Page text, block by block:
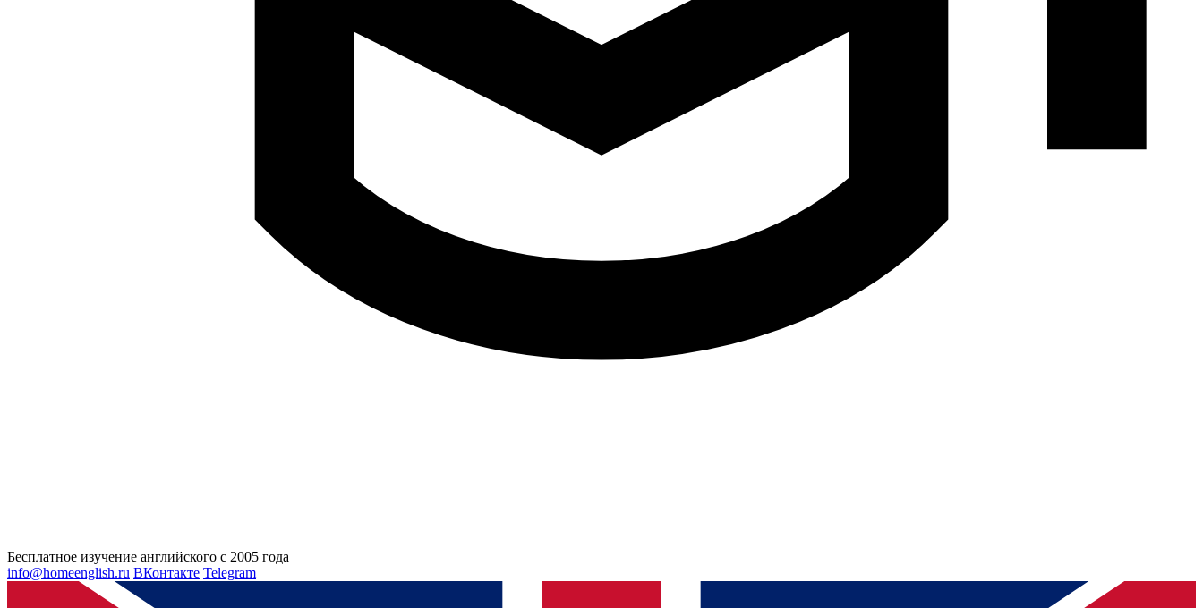
Бесплатное изучение английского с 2005 года
info@homeenglish.ru ВКонтакте Telegram